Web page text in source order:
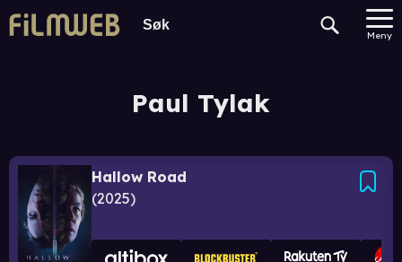
Meny
Paul Tylak
Hallow Road
2025